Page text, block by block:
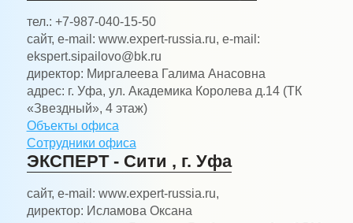
тел.: +7-987-040-15-50
сайт, e-mail: www.expert-russia.ru, e-mail:
ekspert.sipailovo@bk.ru
директор: Миргалеева Галима Анасовна
адрес: г. Уфа, ул. Академика Королева д.14 (ТК
«Звездный», 4 этаж)
Объекты офиса
Сотрудники офиса
ЭКСПЕРТ - Сити , г. Уфа
сайт, e-mail: www.expert-russia.ru,
директор: Исламова Оксана